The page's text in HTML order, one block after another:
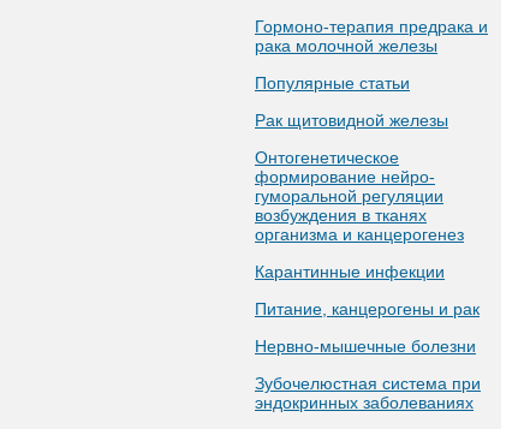
Гормоно-терапия предрака и
рака молочной железы
Популярные статьи
Рак щитовидной железы
Онтогенетическое
формирование нейро-
гуморальной регуляции
возбуждения в тканях
организма и канцерогенез
Карантинные инфекции
Питание, канцерогены и рак
Нервно-мышечные болезни
Зубочелюстная система при
эндокринных заболеваниях